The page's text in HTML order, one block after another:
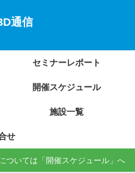
通信
セミナーレポート
開催スケジュール
施設一覧
せ
ついては「開催スケジュール」へ